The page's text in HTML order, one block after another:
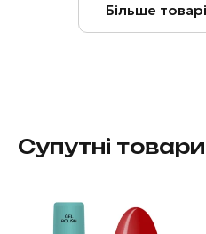
Більше
Супутні товари